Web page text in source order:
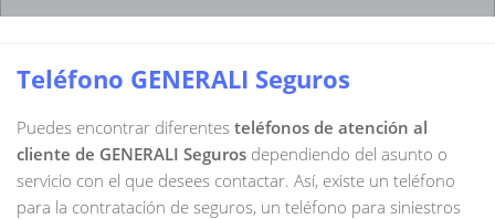
Teléfono GENERALI Seguros
Puedes encontrar diferentes teléfonos de atención al
cliente de GENERALI Seguros dependiendo del asunto o
servicio con el que desees contactar. Así, existe un teléfono
para la contratación de seguros, un teléfono para siniestros